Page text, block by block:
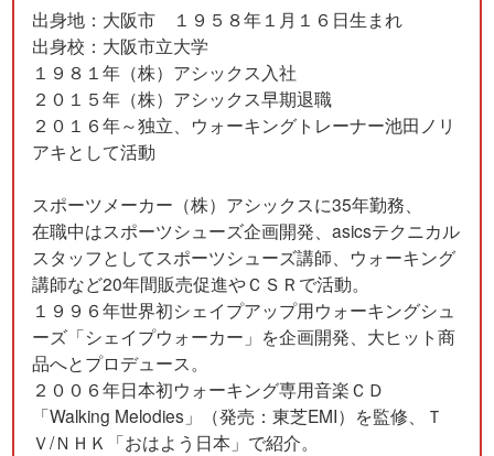
出身地：大阪市 １９５８年１月１６日生まれ
出身校：大阪市立大学
１９８１年（株）アシックス入社
２０１５年（株）アシックス早期退職
２０１６年～独立、ウォーキングトレーナー池田ノリ
アキとして活動
スポーツメーカー（株）アシックスに35年勤務、
在職中はスポーツシューズ企画開発、asicsテクニカル
スタッフとしてスポーツシューズ講師、ウォーキング
講師など20年間販売促進やＣＳＲで活動。
１９９６年世界初シェイプアップ用ウォーキングシュ
ーズ「シェイプウォーカー」を企画開発、大ヒット商
品へとプロデュース。
２００６年日本初ウォーキング専用音楽ＣＤ
「Walking Melodies」（発売：東芝EMI）を監修、Ｔ
Ｖ/ＮＨＫ「おはよう日本」で紹介。